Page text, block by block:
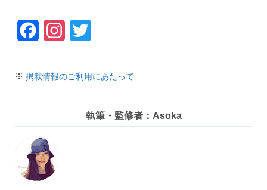
c
o
o
k
s i
t
※ 掲載情報のご利用にあたって
執筆・監修者：Asoka